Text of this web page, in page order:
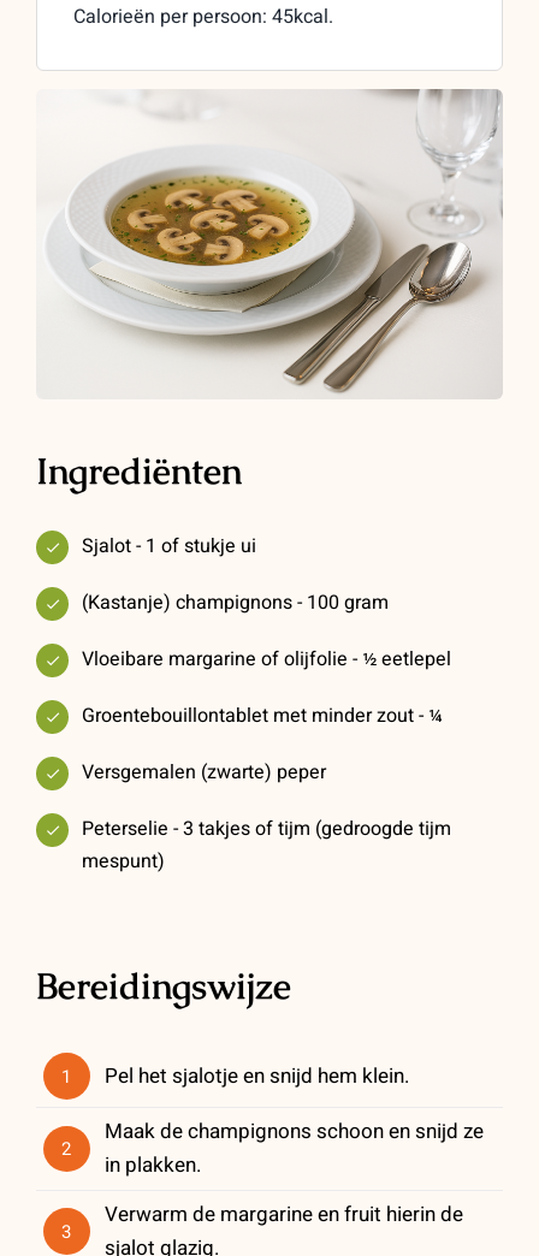
Calorieën per persoon: 45kcal.
Ingrediënten
Sjalot - 1 of stukje ui
(Kastanje) champignons - 100 gram
Vloeibare margarine of olijfolie - ½ eetlepel
Groentebouillontablet met minder zout - ¼
Versgemalen (zwarte) peper
Peterselie - 3 takjes of tijm (gedroogde tijm
mespunt)
Bereidingswijze
1 Pel het sjalotje en snijd hem klein.
2
Maak de champignons schoon en snijd ze
in plakken.
3
Verwarm de margarine en fruit hierin de
sjalot glazig.